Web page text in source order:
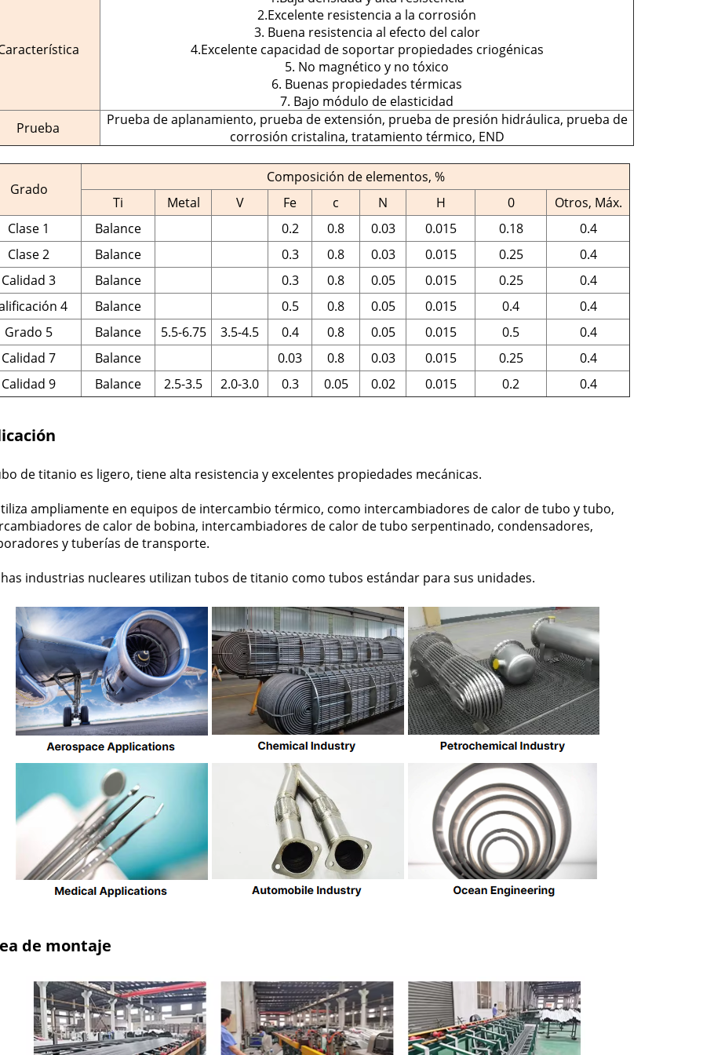
2.Excelente resistencia a la corrosión
3. Buena resistencia al efecto del calor
4.Excelente capacidad de soportar propiedades criogénicas
5. No magnético y no tóxico
6. Buenas propiedades térmicas
7. Bajo módulo de elasticidad
Prueba
Prueba de aplanamiento, prueba de extensión, prueba de presión hidráulica, prueba de
corrosión cristalina, tratamiento térmico, END
Grado
Composición de elementos, %
Ti
Metal V Fe c N H 0
Otros, Máx.
Clase 1
Balance 0.2 0.8 0.03 0.015 0.18
0.4
Clase 2
Balance 0.3 0.8 0.03 0.015 0.25
0.4
Calidad 3
Balance 0.3 0.8 0.05 0.015 0.25
0.4
4
Balance 0.5 0.8 0.05 0.015 0.4
0.4
Grado 5
Balance 5.5-6.75 3.5-4.5 0.4 0.8 0.05 0.015 0.5
0.4
Calidad 7
Balance 0.03 0.8 0.03 0.015 0.25
0.4
Calidad 9
Balance 2.5-3.5 2.0-3.0 0.3 0.05 0.02 0.015 0.2 0.4
de titanio es ligero, tiene alta resistencia y excelentes propiedades mecánicas.
ampliamente en equipos de intercambio térmico, como intercambiadores de calor de tubo y tubo,
de calor de bobina, intercambiadores de calor de tubo serpentinado, condensadores,
y tuberías de transporte.
industrias nucleares utilizan tubos de titanio como tubos estándar para sus unidades.
de montaje